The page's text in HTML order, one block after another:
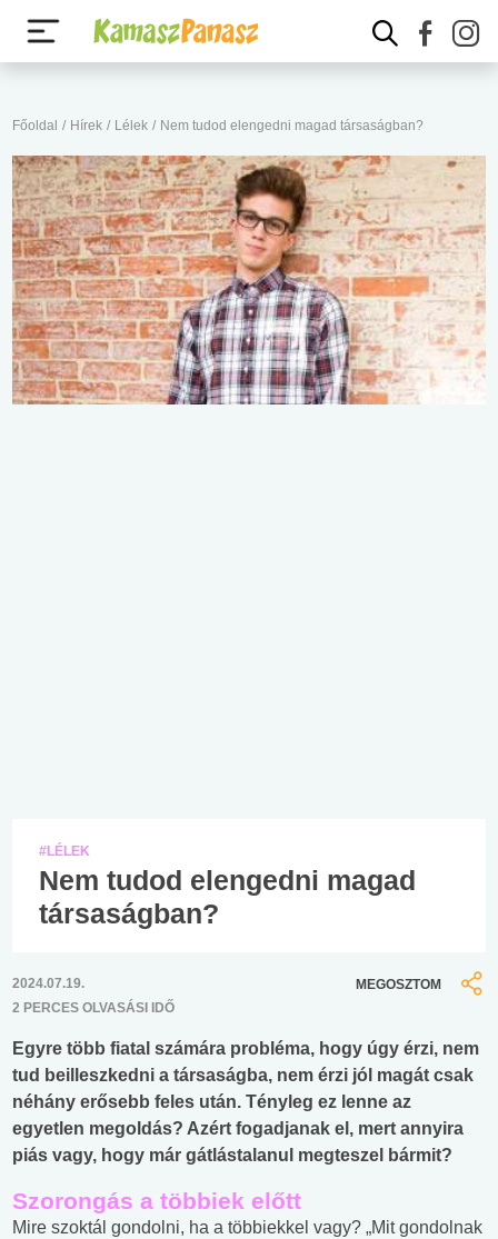
Főoldal / Hírek / Lélek / Nem tudod elengedni magad társaságban?
#LÉLEK
Nem tudod elengedni magad
társaságban?
2024.07.19.
2 PERCES OLVASÁSI IDŐ
MEGOSZTOM
Egyre több fiatal számára probléma, hogy úgy érzi, nem
tud beilleszkedni a társaságba, nem érzi jól magát csak
néhány erősebb feles után. Tényleg ez lenne az
egyetlen megoldás? Azért fogadjanak el, mert annyira
piás vagy, hogy már gátlástalanul megteszel bármit?
Szorongás a többiek előtt
Mire szoktál gondolni, ha a többiekkel vagy? „Mit gondolnak